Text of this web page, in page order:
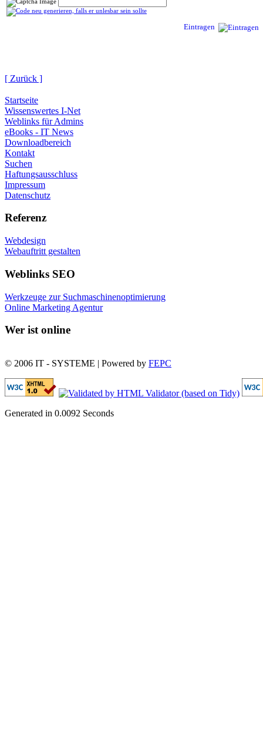
Eintragen
[ Zurück ]
Startseite
Wissenswertes I-Net
Weblinks für Admins
eBooks - IT News
Downloadbereich
Kontakt
Suchen
Haftungsausschluss
Impressum
Datenschutz
Referenz
Webdesign
Webauftritt gestalten
Weblinks SEO
Werkzeuge zur Suchmaschinenoptimierung
Online Marketing Agentur
Wer ist online
© 2006 IT - SYSTEME | Powered by FEPC
Generated in 0.0092 Seconds